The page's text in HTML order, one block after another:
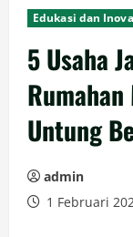
Edukasi dan
5 Usaha
Untung
admin
1 Februari